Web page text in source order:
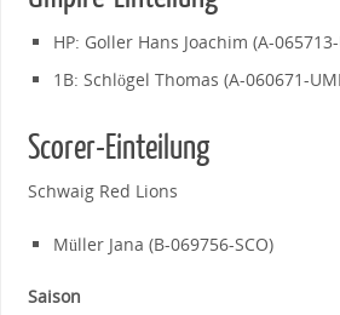
HP: Goller Hans Joachim (A-
1B: Schlögel Thomas (A-060671-
Scorer-Einteilung
Schwaig Red Lions
Müller Jana (B-069756-SCO)
Saison